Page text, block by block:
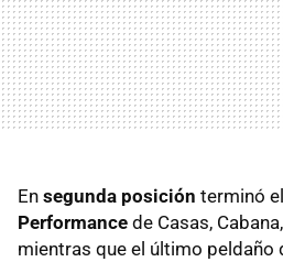
En segunda posición terminó
Performance de Casas,
mientras que el último